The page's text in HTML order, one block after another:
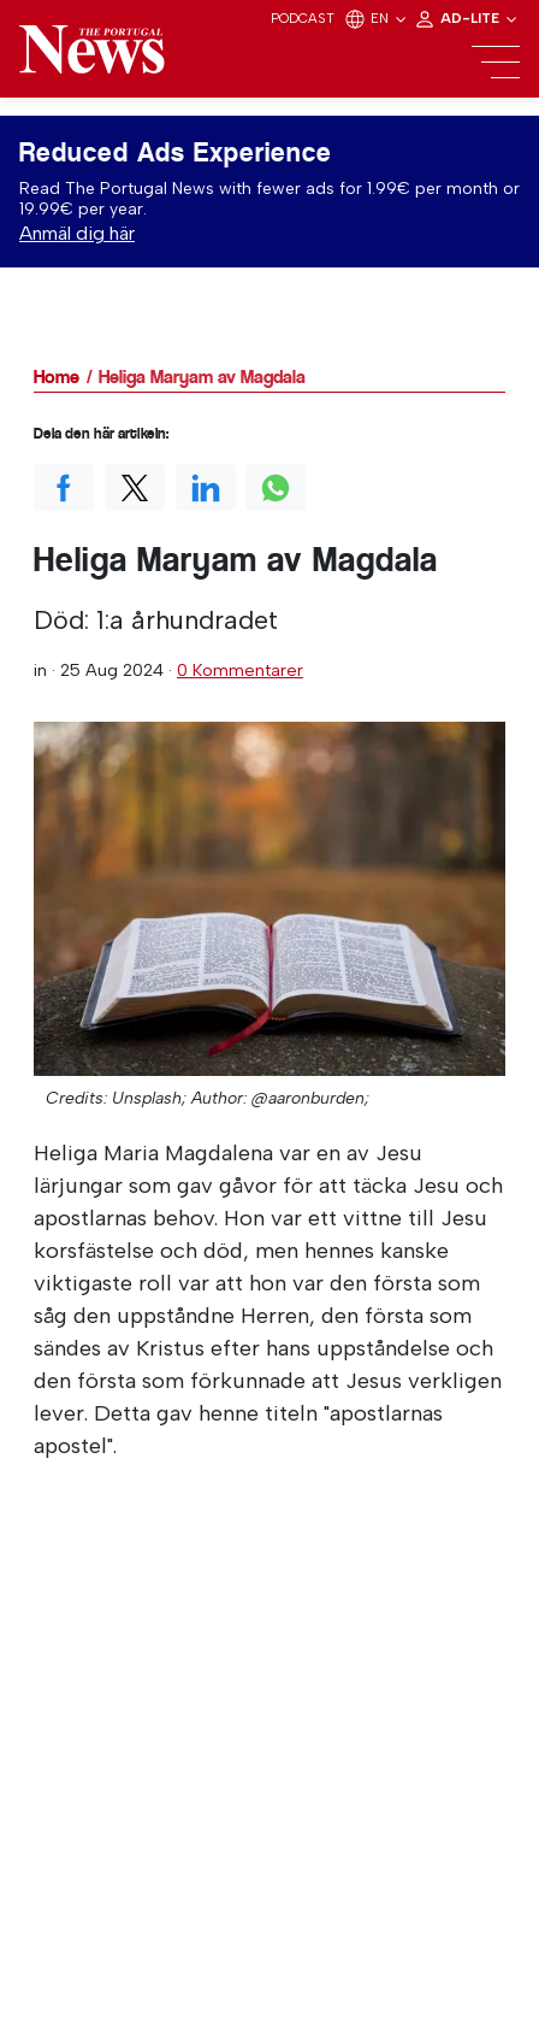
PODCAST EN AD-LITE
Reduced Ads Experience
Read The Portugal News with fewer ads for 1.99€ per month or
19.99€ per year.
Anmäl dig här
Home Heliga Maryam av Magdala
Heliga Maryam av Magdala
Död: 1:a århundradet
in · 25 Aug 2024 · 0 Kommentarer
Credits: Unsplash; Author: @aaronburden;
Heliga Maria Magdalena var en av Jesu
lärjungar som gav gåvor för att täcka Jesu och
apostlarnas behov. Hon var ett vittne till Jesu
korsfästelse och död, men hennes kanske
viktigaste roll var att hon var den första som
såg den uppståndne Herren, den första som
sändes av Kristus efter hans uppståndelse och
den första som förkunnade att Jesus verkligen
lever. Detta gav henne titeln "apostlarnas
apostel".
Dela den här artikeln: